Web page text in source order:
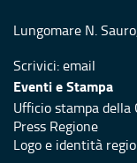
Lungomare N.
Scrivici:email
Eventi e Stampa
Ufficio stampa della
Press Regione
Logo e identità